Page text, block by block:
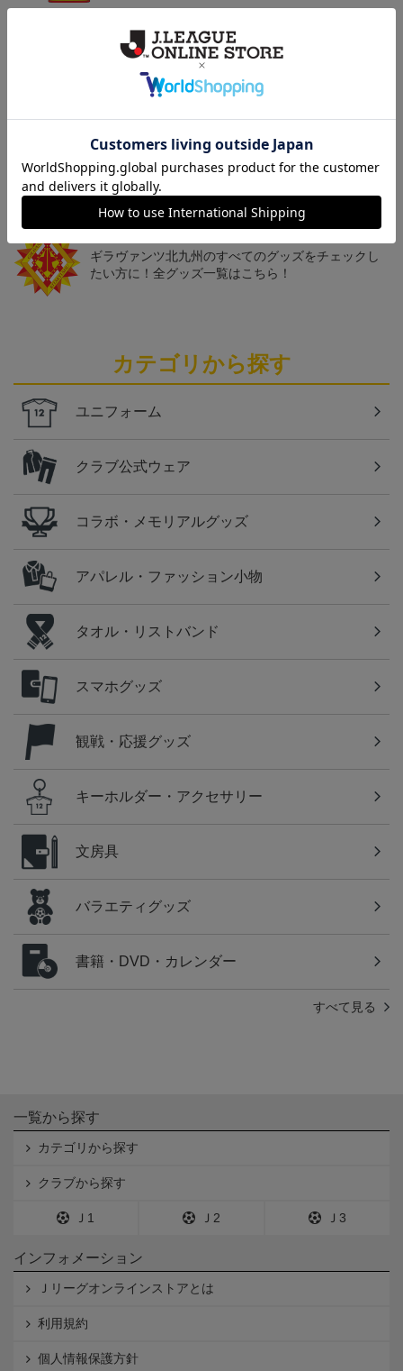
安田J3リーグ」オーセン
ティックユニフォームFP
[2026/27シーズン 明治安
田J3リーグ]ベビーユニフ
ォーム上下セット(FP1st
デザイン)
4,950円
田J3リーグ]ドッグシャツ
小型犬用(FP1stデザイン)
4,950円
北九州
ギラヴァンツ北九州のユニフォームを着て試合を応
援しよう！
ギラヴァンツ北九州のすべてのグッズをチェックし
たい方に！全グッズ一覧はこちら！
カテゴリから探す
ユニフォーム
クラブ公式ウェア
コラボ・メモリアルグッズ
アパレル・ファッション小物
タオル・リストバンド
スマホグッズ
観戦・応援グッズ
キーホルダー・アクセサリー
文房具
バラエティグッズ
書籍・DVD・カレンダー
すべて見る
一覧から探す
カテゴリから探す
クラブから探す
Ｊ1 Ｊ2 Ｊ3
インフォメーション
Ｊリーグオンラインストアとは
利用規約
個人情報保護方針